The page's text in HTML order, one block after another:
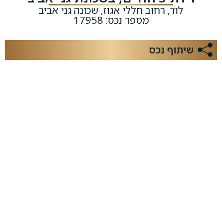
לוד, רחוב חללי אגוז, שכונה גני אביב
מספר נכס: 17958
שיתוף נכס